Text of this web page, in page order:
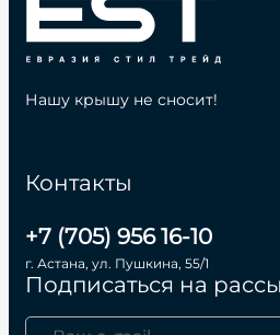
Контакты
+7 (705) 956 16-10
г. Астана, ул. Пушкина, 55/1
Подписаться на
Нашу крышу не сносит!